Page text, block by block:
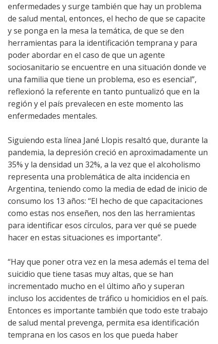
enfermedades y surge también que hay un problema
de salud mental, entonces, el hecho de que se capacite
y se ponga en la mesa la temática, de que se den
herramientas para la identificación temprana y para
poder abordar en el caso de que un agente
sociosanitario se encuentre en una situación donde ve
una familia que tiene un problema, eso es esencial”,
reflexionó la referente en tanto puntualizó que en la
región y el país prevalecen en este momento las
enfermedades mentales.
Siguiendo esta línea Jané Llopis resaltó que, durante la
pandemia, la depresión creció en aproximadamente un
35% y la densidad un 32%, a la vez que el alcoholismo
representa una problemática de alta incidencia en
Argentina, teniendo como la media de edad de inicio de
consumo los 13 años: “El hecho de que capacitaciones
como estas nos enseñen, nos den las herramientas
para identificar esos círculos, para ver qué se puede
hacer en estas situaciones es importante”.
“Hay que poner otra vez en la mesa además el tema del
suicidio que tiene tasas muy altas, que se han
incrementado mucho en el último año y superan
incluso los accidentes de tráfico u homicidios en el país.
Entonces es importante también que todo este trabajo
de salud mental prevenga, permita esa identificación
temprana en los casos en los que pueda haber